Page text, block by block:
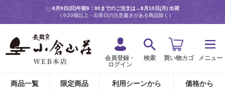
8月9日(日)午前8：00までのご注文は→8月10日(月) 出荷
（※20個以上・出荷日の注意書きがある商品除く）
会員登録・
ログイン
検索 買い物カゴ メニュー
商品一覧 限定商品 利用シーンから 価格から